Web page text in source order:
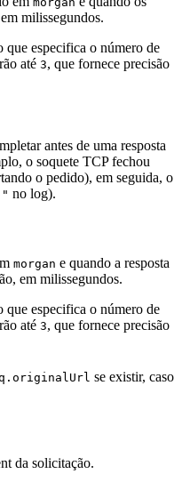
milissegundos.
que especifica o número de
até 3, que fornece precisão
antes de uma resposta
o soquete TCP fechou
o pedido), em seguida, o
no log).
morgan e quando a resposta
em milissegundos.
que especifica o número de
até 3, que fornece precisão
se existir, caso
da solicitação.